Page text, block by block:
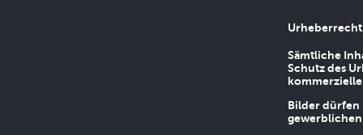
Urheberrecht
Sämtliche
Schutz des
Bilder dürfen